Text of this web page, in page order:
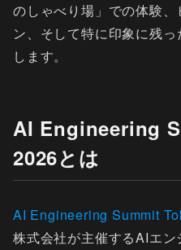
のしゃべり場」での体験
ン、そして特に印象に残
します。
AI Engineering
2026とは
AI Engineering Summit
株式会社が主催するAIエ